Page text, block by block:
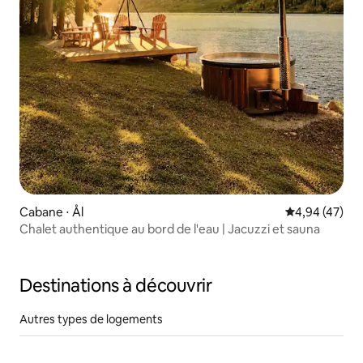
Cabane ⋅ Ål Évaluation
4,94 (47)
Chalet authentique au bord de l'eau | Jacuzzi et sauna
Destinations à découvrir
Autres types de logements